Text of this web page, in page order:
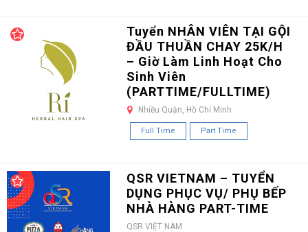
Tuyển NHÂN VIÊN TẠI GỘI
ĐẦU THUẦN CHAY 25K/H
– Giờ Làm Linh Hoạt Cho
Sinh Viên
(PARTTIME/FULLTIME)
Nhiều Quận, Hồ Chí Minh
Full Time Part Time
QSR VIETNAM – TUYỂN
DỤNG PHỤC VỤ/ PHỤ BẾP
NHÀ HÀNG PART-TIME
QSR VIỆT NAM